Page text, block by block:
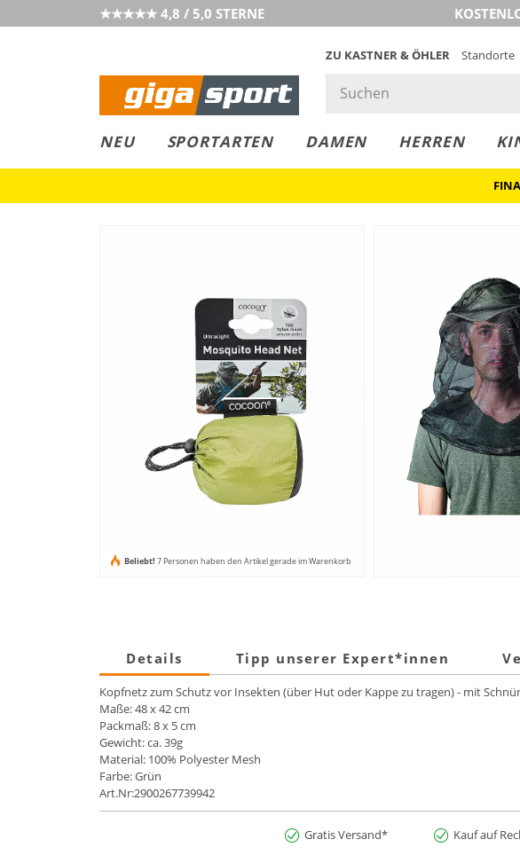
★★★★★ 4,8 / 5,0 STERNE
ZU KASTNER & ÖHLER Standorte
NEU SPORTARTEN DAMEN HERREN
LEASING
COLLECT
RESERVE
Beliebt! 7 Personen haben den Artikel gerade im Warenkorb
Details Tipp unserer Expert*innen
Kopfnetz zum Schutz vor Insekten (über Hut oder Kappe zu tragen) - mit
Maße: 48 x 42 cm
Packmaß: 8 x 5 cm
Gewicht: ca. 39g
Material: 100% Polyester Mesh
Farbe: Grün
Art.Nr:2900267739942
Gratis Versand* Kauf auf